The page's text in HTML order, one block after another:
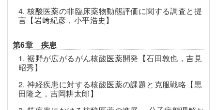
4. 核酸医薬の非臨床薬物動態評価に関する調査と提
言【岩﨑紀彦，小平浩史】
第6章 疾患
1. 裾野が広がるがん核酸医薬開発【石田敦也，吉見
昭秀】
2. 神経疾患に対する核酸医薬の課題と克服戦略【黒
田隆之，吉岡耕太郎】